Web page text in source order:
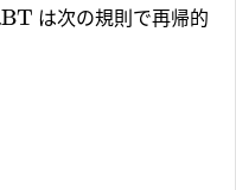
は次の規則で再帰的